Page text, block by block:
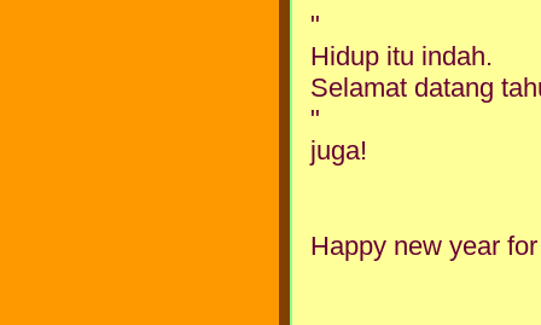
"
Hidup itu indah.
Selamat datang
"
juga!
Happy new year